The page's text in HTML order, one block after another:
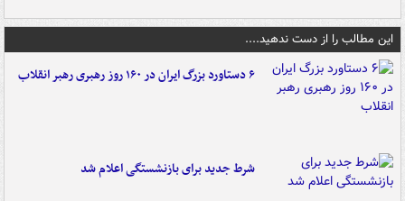
این مطالب را از دست ندهید....
۶ دستاورد بزرگ ایران در ۱۶۰ روز رهبری رهبر انقلاب
شرط جدید برای بازنشستگی اعلام شد